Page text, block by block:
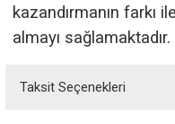
kazandırmanın farkı
almayı sağlamaktadır.
Taksit Seçenekleri